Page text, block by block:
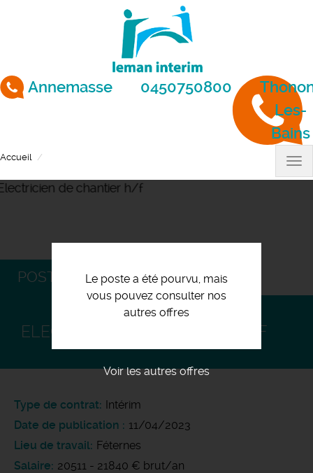
Annemasse 0450750800
Les-
Bains
Accueil
Le poste a été pourvu, mais
vous pouvez consulter nos
autres offres
Voir les autres offres
POSTULEZ
ELECTRICIEN DE CHANTIER H/F
Type de contrat Intérim
Date de publication
11/04/2023
Lieu de travail Féternes
Salaire 20511 - 21840 € brut/an